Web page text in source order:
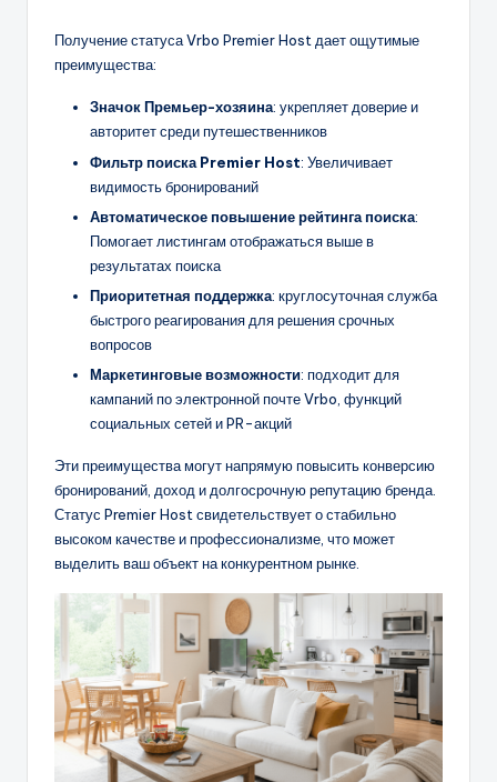
Получение статуса Vrbo Premier Host дает ощутимые
преимущества:
Значок Премьер-хозяина: укрепляет доверие и
авторитет среди путешественников
Фильтр поиска Premier Host: Увеличивает
видимость бронирований
Автоматическое повышение рейтинга поиска:
Помогает листингам отображаться выше в
результатах поиска
Приоритетная поддержка: круглосуточная служба
быстрого реагирования для решения срочных
вопросов
Маркетинговые возможности: подходит для
кампаний по электронной почте Vrbo, функций
социальных сетей и PR-акций
Эти преимущества могут напрямую повысить конверсию
бронирований, доход и долгосрочную репутацию бренда.
Статус Premier Host свидетельствует о стабильно
высоком качестве и профессионализме, что может
выделить ваш объект на конкурентном рынке.